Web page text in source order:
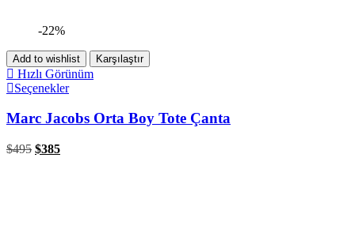
-22%
Add to wishlist Karşılaştır
Hızlı Görünüm
Seçenekler
Marc Jacobs Orta Boy Tote Çanta
$495 $385